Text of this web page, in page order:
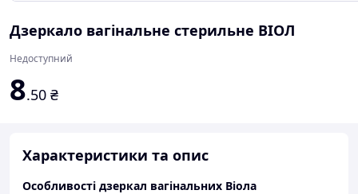
Дзеркало вагінальне стерильне ВІОЛ
Недоступний
8.50 ₴
Характеристики та опис
Особливості дзеркал вагінальних Віола